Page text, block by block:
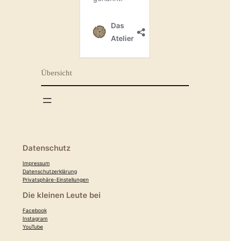
Übersicht
Datenschutz
Impressum
Datenschutzerklärung
Privatsphäre-Einstellungen
Die kleinen Leute bei
Facebook
Instagram
YouTube